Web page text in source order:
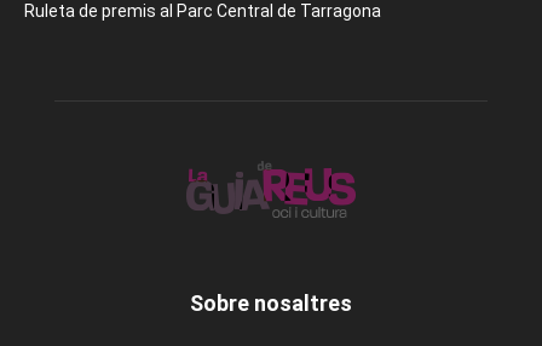
Ruleta de premis al Parc Central de Tarragona
Sobre nosaltres